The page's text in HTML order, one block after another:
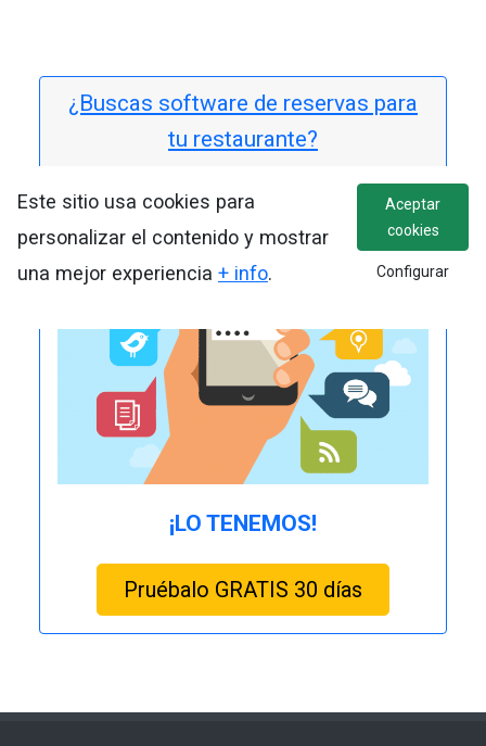
¿Buscas software de reservas para
tu restaurante?
¡LO TENEMOS!
Pruébalo GRATIS 30 días
Este sitio usa cookies para
personalizar el contenido y mostrar
una mejor experiencia + info.
Aceptar
cookies
Configurar